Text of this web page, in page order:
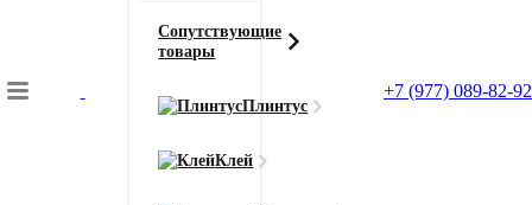
Сопутствующие
товары
Плинтус
Клей
+7 (977) 089-82-92
Подбор коврового покрытия